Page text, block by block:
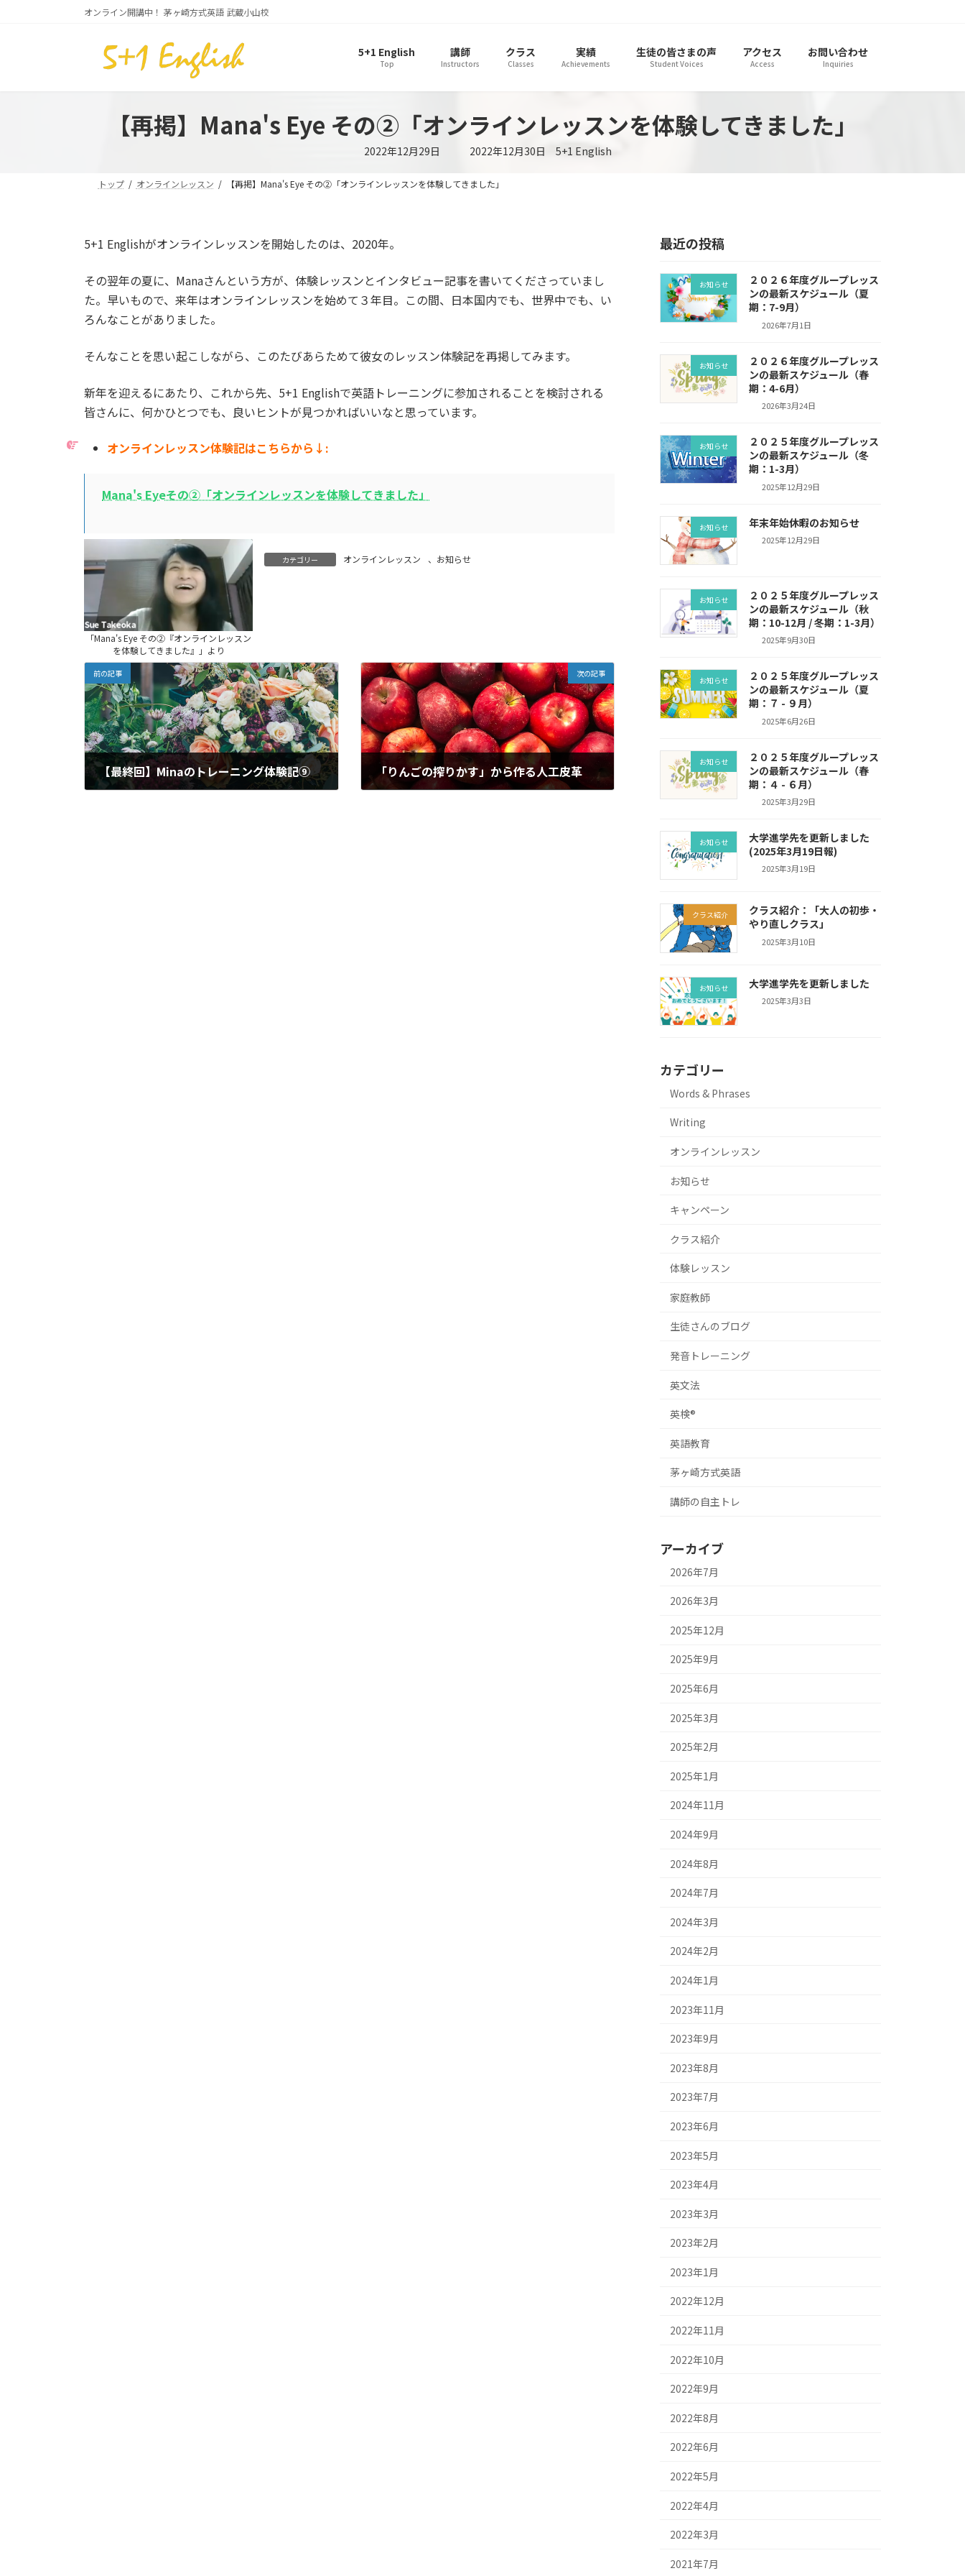
オンライン開講中！ 茅ヶ崎方式英語 武蔵小山校
5+1 English
Top
講師
Instructors
クラス
Classes
実績
Achievements
生徒の皆さまの声
Student Voices
アクセス
Access
お問い合わせ
Inquiries
【再掲】Mana's Eye その②「オンラインレッスンを体験してきました」
2022年12月29日 最
終
新
日
2022年12月30日 5+1 English
トップ オンラインレッスン 【再掲】Mana's Eye その②「オンラインレッスンを体験してきました」
5+1 Englishがオンラインレッスンを開始したのは、2020年。
その翌年の夏に、Manaさんという方が、体験レッスンとインタビュー記事を書いてくださっていまし
た。早いもので、来年はオンラインレッスンを始めて３年目。この間、日本国内でも、世界中でも、い
ろんなことがありました。
そんなことを思い起こしながら、このたびあらためて彼女のレッスン体験記を再掲してみます。
新年を迎えるにあたり、これから先、5+1 Englishで英語トレーニングに参加されることを検討される
皆さんに、何かひとつでも、良いヒントが見つかればいいなと思っています。
オンラインレッスン体験記はこちらから↓:
Mana's Eyeその②「オンラインレッスンを体験してきました」
「Mana's Eye その②『オンラインレッスン
を体験してきました』」より
カテゴリー オンラインレッスン 、 お知らせ
前の記事
【最終回】Minaのトレーニング体験記⑨
次の記事
「りんごの搾りかす」から作る人工皮革
最近の投稿
お知らせ
２０２６年度グループレッス
ンの最新スケジュール（夏
期：7-9月）
2026年7月1日
お知らせ
２０２６年度グループレッス
ンの最新スケジュール（春
期：4-6月）
2026年3月24日
お知らせ
２０２５年度グループレッス
ンの最新スケジュール（冬
期：1-3月）
2025年12月29日
お知らせ 年末年始休暇のお知らせ
2025年12月29日
お知らせ
２０２５年度グループレッス
ンの最新スケジュール（秋
期：10-12月 / 冬期：1-3月）
2025年9月30日
お知らせ
２０２５年度グループレッス
ンの最新スケジュール（夏
期：７ - ９月）
2025年6月26日
お知らせ
２０２５年度グループレッス
ンの最新スケジュール（春
期：４ - ６月）
2025年3月29日
お知らせ
大学進学先を更新しました
(2025年3月19日報)
2025年3月19日
クラス紹介
クラス紹介：「大人の初歩・
やり直しクラス」
2025年3月10日
お知らせ 大学進学先を更新しました
2025年3月3日
カテゴリー
Words & Phrases
Writing
オンラインレッスン
お知らせ
キャンペーン
クラス紹介
体験レッスン
家庭教師
生徒さんのブログ
発音トレーニング
英文法
英検®
英語教育
茅ヶ崎方式英語
講師の自主トレ
アーカイブ
2026年7月
2026年3月
2025年12月
2025年9月
2025年6月
2025年3月
2025年2月
2025年1月
2024年11月
2024年9月
2024年8月
2024年7月
2024年3月
2024年2月
2024年1月
2023年11月
2023年9月
2023年8月
2023年7月
2023年6月
2023年5月
2023年4月
2023年3月
2023年2月
2023年1月
2022年12月
2022年11月
2022年10月
2022年9月
2022年8月
2022年6月
2022年5月
2022年4月
2022年3月
2021年7月